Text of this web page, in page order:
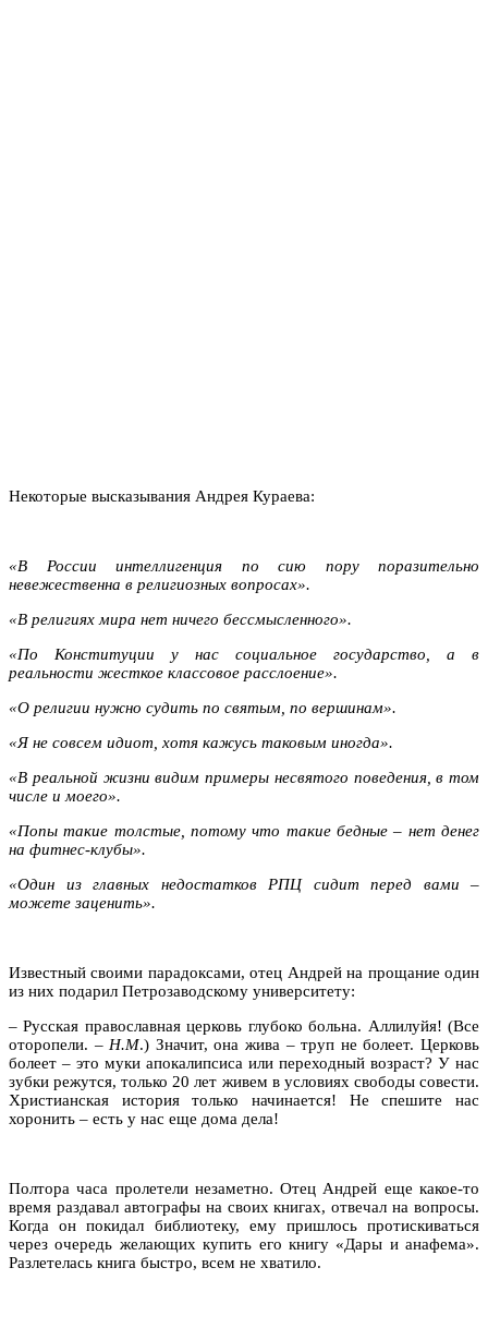
Некоторые высказывания Андрея Кураева:
«В России интеллигенция по сию пору поразительно
невежественна в религиозных вопросах».
«В религиях мира нет ничего бессмысленного».
«По Конституции у нас социальное государство, а в
реальности жесткое классовое расслоение».
«О религии нужно судить по святым, по вершинам».
«Я не совсем идиот, хотя кажусь таковым иногда».
«В реальной жизни видим примеры несвятого поведения, в том
числе и моего».
«Попы такие толстые, потому что такие бедные – нет денег
на фитнес-клубы».
«Один из главных недостатков РПЦ сидит перед вами –
можете заценить».
Известный своими парадоксами, отец Андрей на прощание один
из них подарил Петрозаводскому университету:
– Русская православная церковь глубоко больна. Аллилуйя! (Все
оторопели. – Н.М.) Значит, она жива – труп не болеет. Церковь
болеет ­– это муки апокалипсиса или переходный возраст? У нас
зубки режутся, только 20 лет живем в условиях свободы совести.
Христианская история только начинается! Не спешите нас
хоронить – есть у нас еще дома дела!
Полтора часа пролетели незаметно. Отец Андрей еще какое-то
время раздавал автографы на своих книгах, отвечал на вопросы.
Когда он покидал библиотеку, ему пришлось протискиваться
через очередь желающих купить его книгу «Дары и анафема».
Разлетелась книга быстро, всем не хватило.